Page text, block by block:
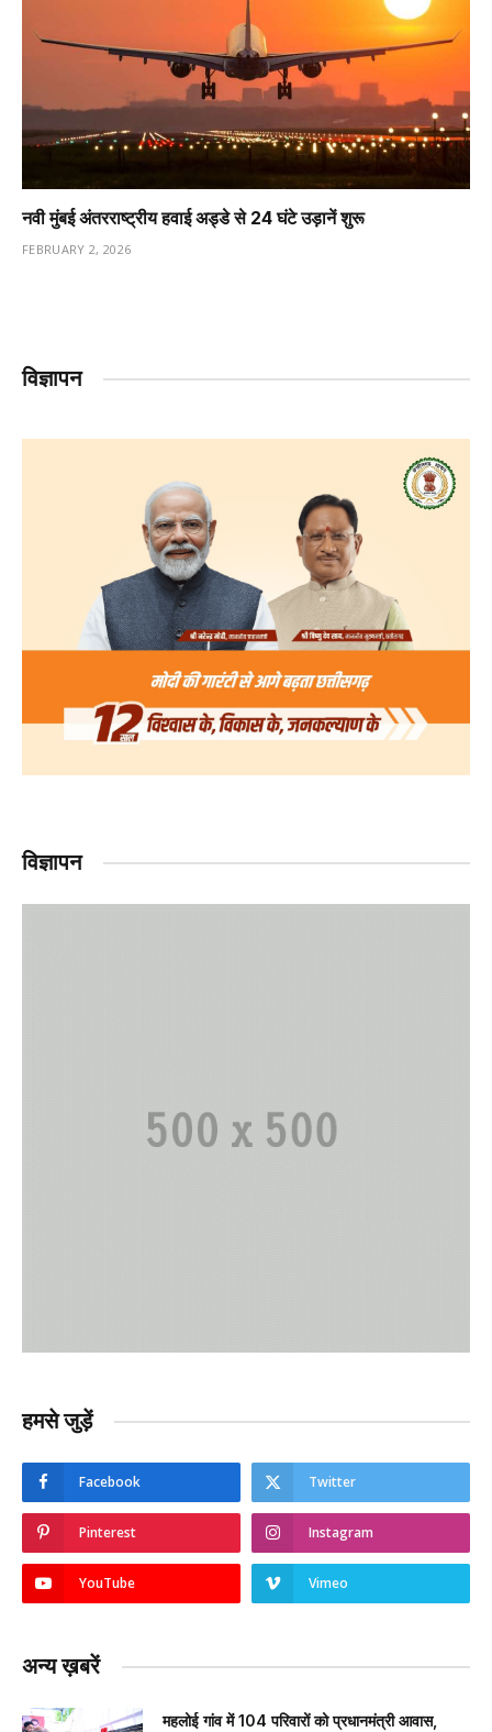
नवी मुंबई अंतरराष्ट्रीय हवाई अड्डे से 24 घंटे उड़ानें शुरू
FEBRUARY 2, 2026
विज्ञापन
विज्ञापन
हमसे जुड़ें
Facebook Twitter
Pinterest Instagram
YouTube Vimeo
अन्य ख़बरें
महलोई गांव में 104 परिवारों को प्रधानमंत्री आवास,